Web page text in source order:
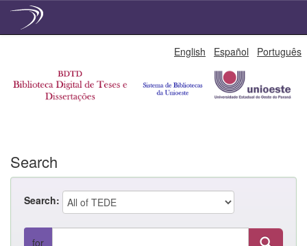
English Español Português
Search
Search:
for